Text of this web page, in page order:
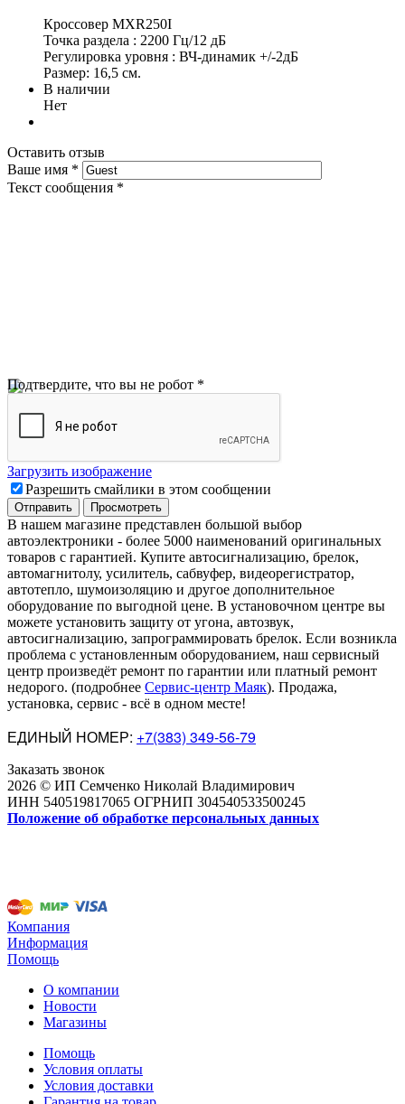
Кроссовер MXR250I
Точка раздела : 2200 Гц/12 дБ
Регулировка уровня : ВЧ-динамик +/-2дБ
Размер: 16,5 см.
В наличии
Нет
Оставить отзыв
Ваше имя *
Текст сообщения *
Подтвердите, что вы не робот *
Загрузить изображение
Разрешить смайлики в этом сообщении
В нашем магазине представлен большой выбор
автоэлектроники - более 5000 наименований оригинальных
товаров с гарантией. Купите автосигнализацию, брелок,
автомагнитолу, усилитель, сабвуфер, видеорегистратор,
автотепло, шумоизоляцию и другое дополнительное
оборудование по выгодной цене. В установочном центре вы
можете установить защиту от угона, автозвук,
автосигнализацию, запрограммировать брелок. Если возникла
проблема с установленным оборудованием, наш сервисный
центр произведёт ремонт по гарантии или платный ремонт
недорого. (подробнее Сервис-центр Маяк). Продажа,
установка, сервис - всё в одном месте!
ЕДИНЫЙ НОМЕР: +7(383) 349-56-79
Заказать звонок
2026 © ИП Семченко Николай Владимирович
ИНН 540519817065 ОГРНИП 304540533500245
Положение об обработке персональных данных
Компания
Информация
Помощь
О компании
Новости
Магазины
Помощь
Условия оплаты
Условия доставки